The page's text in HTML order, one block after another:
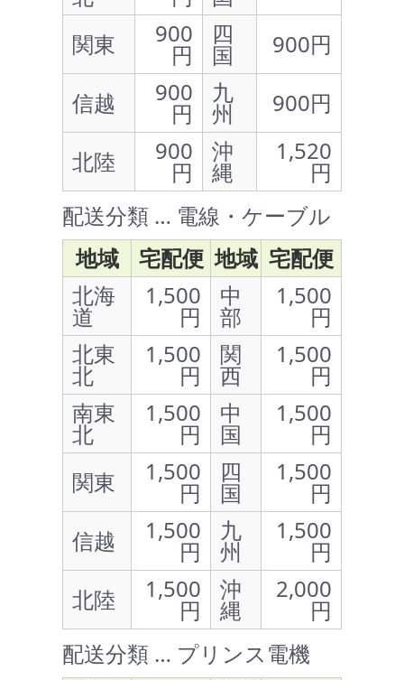
関東
900
円
四
国
900円
信越
900
円
九
州
900円
北陸
900
円
沖
縄
1,520
円
配送分類 … 電線・ケーブル
地域
宅配便 地域 宅配便
北海
道
1,500
円
中
部
1,500
円
北東
北
1,500
円
関
西
1,500
円
南東
北
1,500
円
中
国
1,500
円
関東
1,500
円
四
国
1,500
円
信越
1,500
円
九
州
1,500
円
北陸
1,500
円
沖
縄
2,000
円
配送分類 … プリンス電機